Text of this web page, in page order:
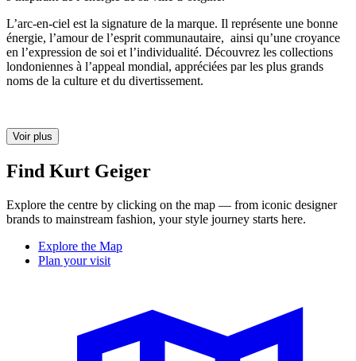
L’arc-en-ciel est la signature de la marque. Il représente une bonne
énergie, l’amour de l’esprit communautaire, ainsi qu’une croyance
en l’expression de soi et l’individualité. Découvrez les collections
londoniennes à l’appeal mondial, appréciées par les plus grands
noms de la culture et du divertissement.
Voir plus
Find Kurt Geiger
Explore the centre by clicking on the map — from iconic designer
brands to mainstream fashion, your style journey starts here.
Explore the Map
Plan your visit